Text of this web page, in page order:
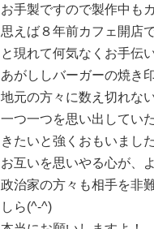
お手製ですので製作中も
思えば８年前カフェ開店
と現れて何気なくお手伝
あがししバーガーの焼き
地元の方々に数え切れな
一つ一つを思い出してい
きたいと強くおもいました
お互いを思いやる心が、
政治家の方々も相手を非
しら(^-^)